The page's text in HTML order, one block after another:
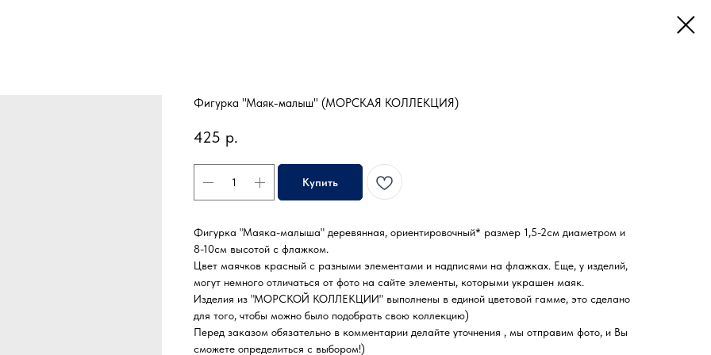
Фигурка "Маяк-малыш" (МОРСКАЯ КОЛЛЕКЦИЯ)
425 р.
Купить
Фигурка "Маяка-малыша" деревянная, ориентировочный* размер 1,5-2см диаметром и
8-10см высотой с флажком.
Цвет маячков красный с разными элементами и надписями на флажках. Еще, у изделий,
могут немного отличаться от фото на сайте элементы, которыми украшен маяк.
Изделия из "МОРСКОЙ КОЛЛЕКЦИИ" выполнены в единой цветовой гамме, это сделано
для того, чтобы можно было подобрать свою коллекцию)
Перед заказом обязательно в комментарии делайте уточнения , мы отправим фото, и Вы
сможете определиться с выбором!)